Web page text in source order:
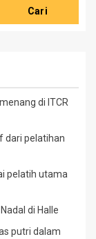
Cari
di ITCR
dari pelatihan
pelatih utama
di Halle
putri dalam